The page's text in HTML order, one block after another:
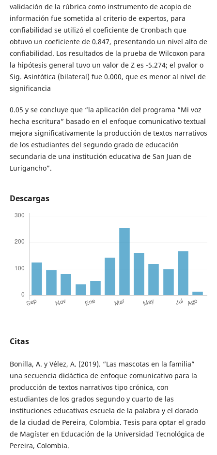
validación de la rúbrica como instrumento de acopio de
información fue sometida al criterio de expertos, para
confiabilidad se utilizó el coeficiente de Cronbach que
obtuvo un coeficiente de 0.847, presentando un nivel alto de
confiabilidad. Los resultados de la prueba de Wilcoxon para
la hipótesis general tuvo un valor de Z es -5.274; el pvalor o
Sig. Asintótica (bilateral) fue 0.000, que es menor al nivel de
significancia
0.05 y se concluye que “la aplicación del programa “Mi voz
hecha escritura” basado en el enfoque comunicativo textual
mejora significativamente la producción de textos narrativos
de los estudiantes del segundo grado de educación
secundaria de una institución educativa de San Juan de
Lurigancho”.
Descargas
Citas
Bonilla, A. y Vélez, A. (2019). “Las mascotas en la familia”
una secuencia didáctica de enfoque comunicativo para la
producción de textos narrativos tipo crónica, con
estudiantes de los grados segundo y cuarto de las
instituciones educativas escuela de la palabra y el dorado
de la ciudad de Pereira, Colombia. Tesis para optar el grado
de Magíster en Educación de la Universidad Tecnológica de
Pereira, Colombia.